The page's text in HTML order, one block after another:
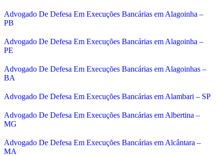
Advogado De Defesa Em Execuções Bancárias em Alagoinha –
PB
Advogado De Defesa Em Execuções Bancárias em Alagoinha –
PE
Advogado De Defesa Em Execuções Bancárias em Alagoinhas –
BA
Advogado De Defesa Em Execuções Bancárias em Alambari – SP
Advogado De Defesa Em Execuções Bancárias em Albertina –
MG
Advogado De Defesa Em Execuções Bancárias em Alcântara –
MA